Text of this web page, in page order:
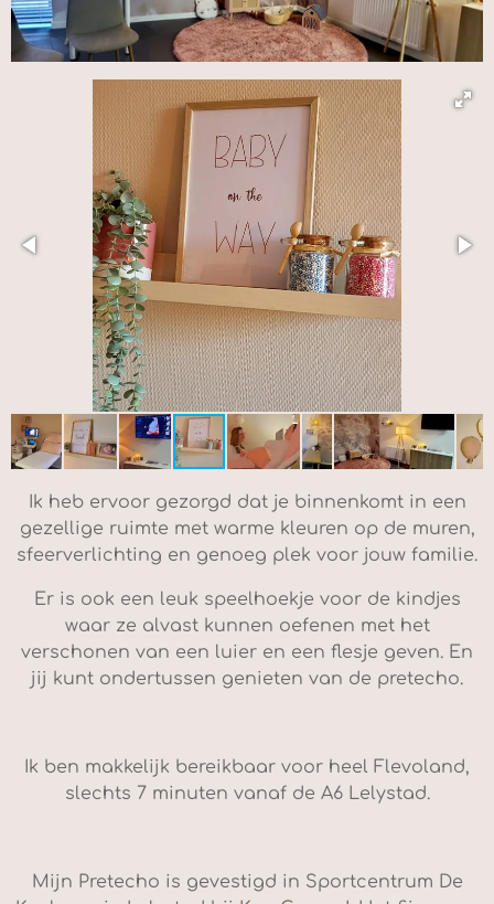
Ik heb ervoor gezorgd dat je binnenkomt in een
gezellige ruimte met warme kleuren op de muren,
sfeerverlichting en genoeg plek voor jouw familie.
Er is ook een leuk speelhoekje voor de kindjes
waar ze alvast kunnen oefenen met het
verschonen van een luier en een flesje geven. En
jij kunt ondertussen genieten van de pretecho.
Ik ben makkelijk bereikbaar voor heel Flevoland,
slechts 7 minuten vanaf de A6 Lelystad.
Mijn Pretecho is gevestigd in Sportcentrum De